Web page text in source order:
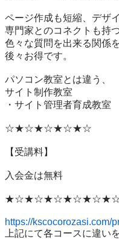
ページ作成も短縮、デザ
専門家とのコネクトも持
色々な質問を出来る関係
後々お得です。
パソコン教室とは違う、
サイト制作教室
・サイト管理者育成教室
☆★☆★☆★☆★☆
【受講料】
入会金は無料
https://kscocorozasi.com/
上記にて各コースに違い